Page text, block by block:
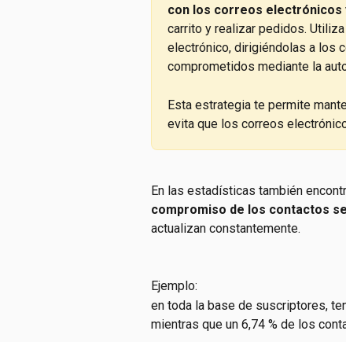
con los correos electrónicos
carrito y realizar pedidos.
electrónico, dirigiéndolas a los
comprometidos mediante la
Esta estrategia te permite
evita que los correos
En las estadísticas también
compromiso de los contactos
actualizan constantemente.
Ejemplo:
en toda la base de suscriptores,
mientras que un 6,74 % de los